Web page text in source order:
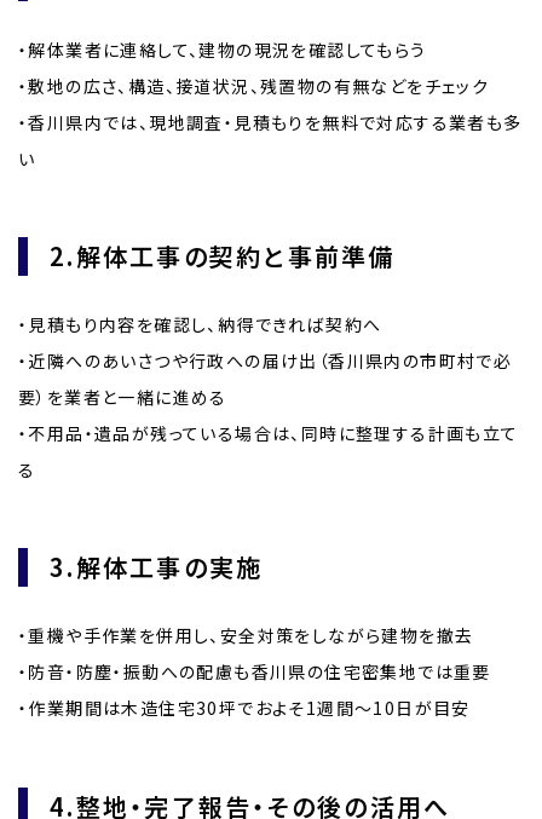
・解体業者に連絡して、建物の現況を確認してもらう
・敷地の広さ、構造、接道状況、残置物の有無などをチェック
・香川県内では、現地調査・見積もりを無料で対応する業者も多
い
2.解体工事の契約と事前準備
・見積もり内容を確認し、納得できれば契約へ
・近隣へのあいさつや行政への届け出（香川県内の市町村で必
要）を業者と一緒に進める
・不用品・遺品が残っている場合は、同時に整理する計画も立て
る
3.解体工事の実施
・重機や手作業を併用し、安全対策をしながら建物を撤去
・防音・防塵・振動への配慮も香川県の住宅密集地では重要
・作業期間は木造住宅30坪でおよそ1週間〜10日が目安
4.整地・完了報告・その後の活用へ